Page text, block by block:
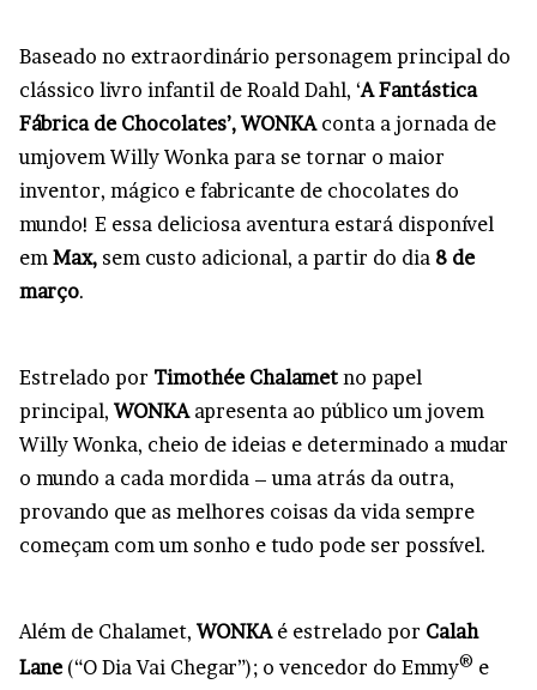
Baseado no extraordinário personagem principal do
clássico livro infantil de Roald Dahl, ‘A Fantástica
Fábrica de Chocolates’, WONKAconta a jornada de
umjovem Willy Wonka para se tornar o maior
inventor, mágico e fabricante de chocolates do
mundo! E essa deliciosa aventura estará disponível
em Max, sem custo adicional, a partir do dia 8 de
março.
Estrelado por Timothée Chalamet no papel
principal, WONKA apresenta ao público um jovem
Willy Wonka, cheio de ideias e determinado a mudar
o mundo a cada mordida – uma atrás da outra,
provando que as melhores coisas da vida sempre
começam com um sonho e tudo pode ser possível.
Além de Chalamet, WONKA é estrelado por Calah
Lane (“O Dia Vai Chegar”); o vencedor do Emmy® e